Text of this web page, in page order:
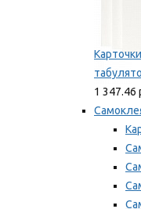
1 347.46